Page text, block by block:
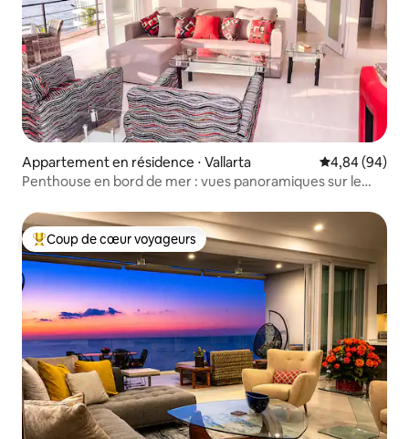
Appartement en résidence ⋅ Vallarta Évaluation
4,84 (94)
Penthouse en bord de mer : vues panoramiques sur le
Coups de cœur voyageurs les plus appréciés
Coup de cœur voyageurs